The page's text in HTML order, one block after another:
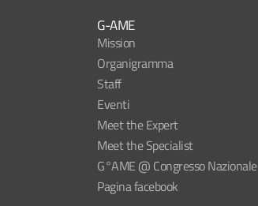
G-AME
Mission
Organigramma
Staff
Eventi
Meet the Expert
Meet the Specialist
G°AME @ Congresso Nazionale
Pagina facebook